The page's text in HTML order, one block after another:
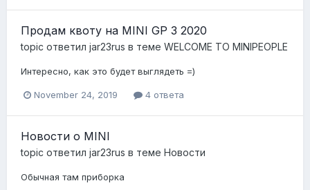
Продам квоту на MINI GP 3 2020
topic ответил jar23rus в теме WELCOME TO MINIPEOPLE
Интересно, как это будет выглядеть =)
November 24, 2019 4 ответа
Новости о MINI
topic ответил jar23rus в теме Новости
Обычная там приборка